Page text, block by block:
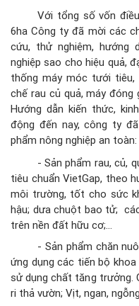
Với tổng số vốn
6ha Công ty đã mời các
cứu, thử nghiệm, hướng
nghiệp sao cho hiệu quả,
thống máy móc tưới tiêu,
chế rau củ quả, máy đóng
Hướng dẫn kiến thức,
động đến nay, công ty
phẩm nông nghiệp an toàn:
- Sản phẩm rau, củ,
tiêu chuẩn VietGap, theo
môi trường, tốt cho sức
hậu; dưa chuột bao tử;
trên nền đất hữu cơ;…
- Sản phẩm chăn
ứng dụng các tiến bộ
sử dụng chất tăng trưởng.
ri thả vườn; Vịt, ngan,